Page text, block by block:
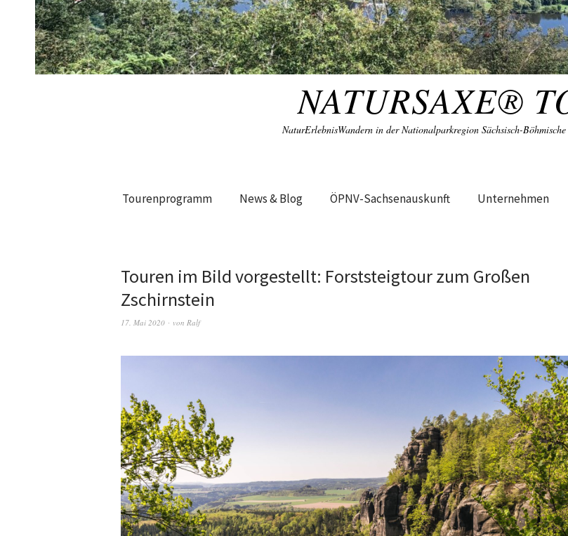
NATURSAXE®
NaturErlebnisWandern in der Nationalparkregion Sächsisch-Böhmische
Tourenprogramm News & Blog ÖPNV-Sachsenauskunft Unternehmen
Touren im Bild vorgestellt: Forststeigtour zum Großen
Zschirnstein
17. Mai 2020 von Ralf